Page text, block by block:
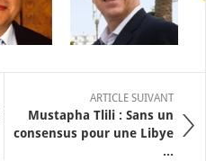
ARTICLE SUIVANT
Mustapha Tlili : Sans un
consensus pour une Libye
...